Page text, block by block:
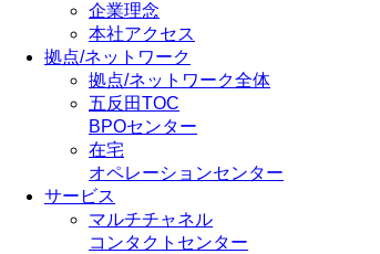
企業理念
本社アクセス
拠点/ネットワーク
拠点/ネットワーク全体
五反田TOC
BPOセンター
在宅
オペレーションセンター
サービス
マルチチャネル
コンタクトセンター